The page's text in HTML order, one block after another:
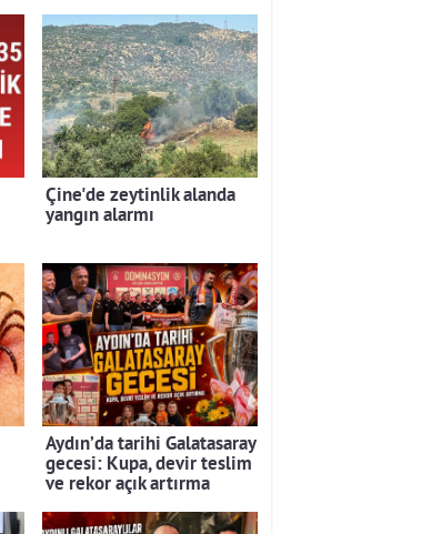
Çine'de zeytinlik alanda
yangın alarmı
Aydın’da tarihi Galatasaray
gecesi: Kupa, devir teslim
ve rekor açık artırma